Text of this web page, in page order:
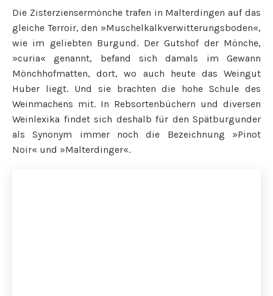
Die Zisterziensermönche trafen in Malterdingen auf das
gleiche Terroir, den »Muschelkalkverwitterungsboden«,
wie im geliebten Burgund. Der Gutshof der Mönche,
»curia« genannt, befand sich damals im Gewann
Mönchhofmatten, dort, wo auch heute das Weingut
Huber liegt. Und sie brachten die hohe Schule des
Weinmachens mit. In Rebsortenbüchern und diversen
Weinlexika findet sich deshalb für den Spätburgunder
als Synonym immer noch die Bezeichnung »Pinot
Noir« und »Malterdinger«.